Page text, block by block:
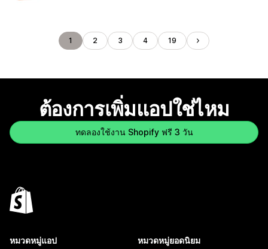
1 2 3 4 19
ต้องการเพิ่มแอปใช่ไหม
ทดลองใช้งาน Shopify ฟรี 3 วัน
หมวดหมู่แอป หมวดหมู่ยอดนิยม